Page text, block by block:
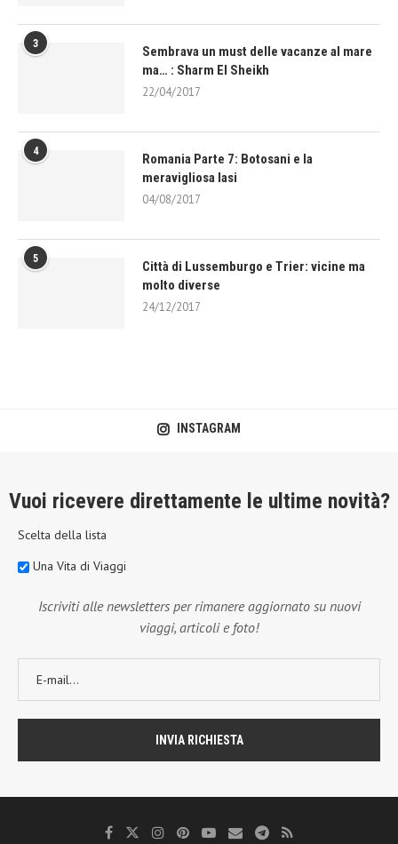
3
Sembrava un must delle vacanze al mare
ma… : Sharm El Sheikh
22/04/2017
4
Romania Parte 7: Botosani e la
meravigliosa Iasi
04/08/2017
5
Città di Lussemburgo e Trier: vicine ma
molto diverse
24/12/2017
INSTAGRAM
Vuoi ricevere direttamente le ultime novità?
Scelta della lista
Una Vita di Viaggi
Iscriviti alle newsletters per rimanere aggiornato su nuovi
viaggi, articoli e foto!